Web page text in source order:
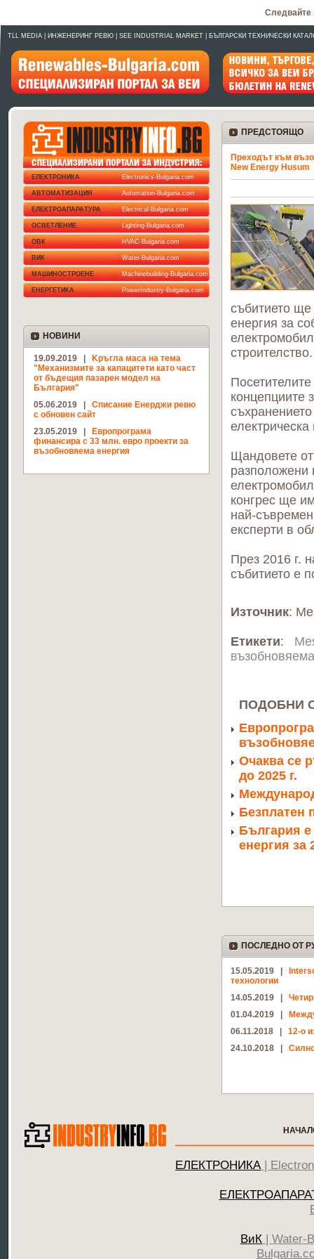
Следвайте
TLL MEDIA| ИНЖЕНЕРИНГ РЕВЮ| SEE INDUSTRIAL MARKET| БЪЛГАРСКИ ТЕХНИЧЕСКИ
Electronics-Bulgaria.com
ЕЛЕКТРОНИКА
Automation-Bulgaria.com
АВТОМАТИЗАЦИЯ
Electrical-Bulgaria.com
ЕЛЕКТРОАПАРАТУРА
Lighting-Bulgaria.com
ОСВЕТЛЕНИЕ
HVAC-Bulgaria.com
ОВК
Water-Bulgaria.com
ВИК
Machinebuilding-Bulgaria.com
МАШИНОСТРОЕНЕ
PowerIndustry-Bulgaria.com
ЕНЕРГЕТИКА
НОВИНИ
19.09.2019 |
Kръгла маса на тема
"Механизмите за капацитети като част
от бъдещия пазарен модел на
България"
05.06.2019 | Списание Енерджи ревю
с обновен сайт
23.05.2019 |
Европрограма
финансира с 33 млн. евро проекти за
възобновяема енергия
ПРЕДСТОЯЩО
Преходът към
New Energy Husum
събитието ще
енергия за
строителство.
концепциите
Щандовете
разположени
конгрес ще
най-
експерти в
През 2016 г.
събитието е
Източник:
Етикети:
ПОДОБНИ
Очаква се
до 2025 г.
Безплатен
България
енергия за
ПОСЛЕДНО ОТ
15.05.2019 |
технологии
14.05.2019 |
01.04.2019 |
06.11.2018 | 12-о
24.10.2018 |
ЕЛЕКТРОНИКА|
ВиК | Water-